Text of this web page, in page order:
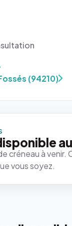
(94210)
créneau à
vous soyez.